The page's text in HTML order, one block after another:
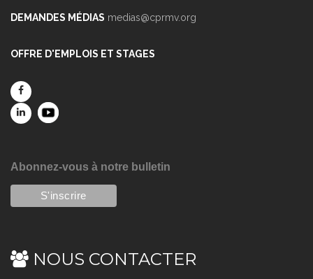
DEMANDES MÉDIAS medias@cprmv.org
OFFRE D'EMPLOIS ET STAGES
Abonnez-vous à notre bulletin
NOUS CONTACTER